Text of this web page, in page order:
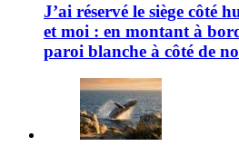
J’ai réservé le siège côté
et moi : en montant à
paroi blanche à côté de